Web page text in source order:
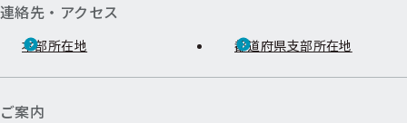
連絡先・アクセス
本部所在地 都道府県支部所在地
ご案内